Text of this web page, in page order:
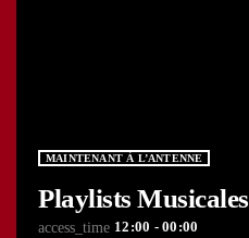
MAINTENANT À L’ANTENNE
Playlists Musicales
access_time 12:00 - 00:00